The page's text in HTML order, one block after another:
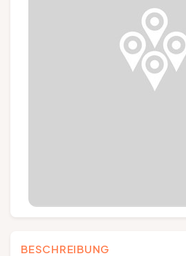
Folgen Sie uns
BESCHREIBUNG